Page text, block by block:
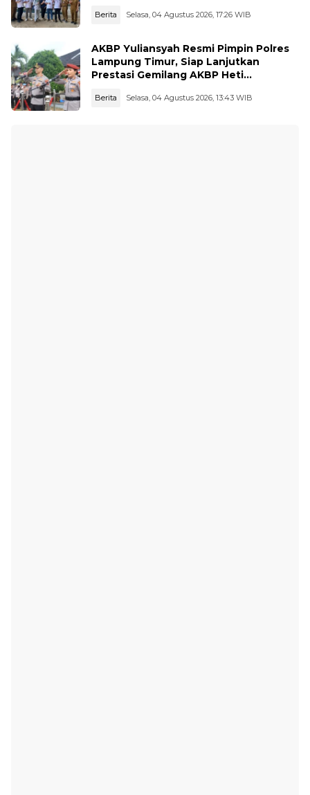
Berita Selasa, 04 Agustus 2026, 17:26 WIB
AKBP Yuliansyah Resmi Pimpin Polres
Lampung Timur, Siap Lanjutkan
Prestasi Gemilang AKBP Heti
Berita Selasa, 04 Agustus 2026, 13:43 WIB